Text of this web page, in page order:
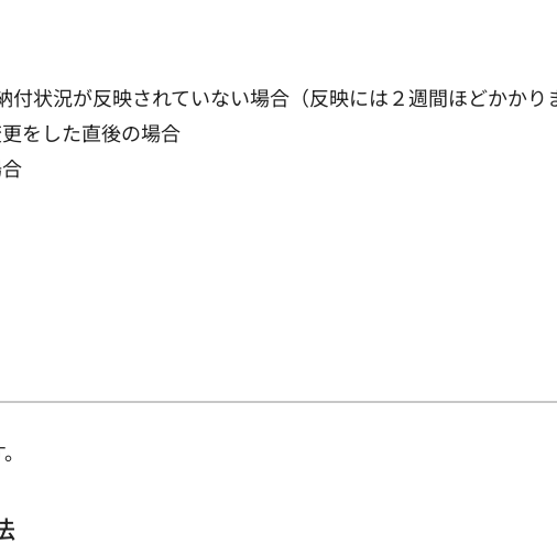
付状況が反映されていない場合（反映には２週間ほどかかり
をした直後の場合